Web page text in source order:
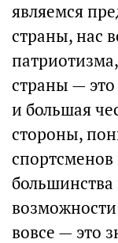
являемся
страны, нас
страны —
и большая
стороны,
спортсменов
вовсе — это